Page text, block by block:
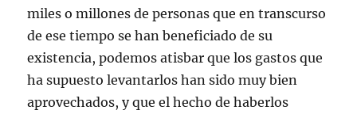
miles o millones de personas que en transcurso
de ese tiempo se han beneficiado de su
existencia, podemos atisbar que los gastos que
ha supuesto levantarlos han sido muy bien
aprovechados, y que el hecho de haberlos